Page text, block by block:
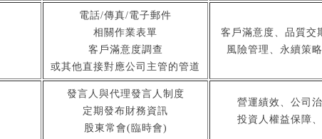
電話/傳真/電子郵件
相關作業表單
客戶滿意度調查
或其他直接對應公司主管的管道
客戶滿意度、品質交
風險管理、永續策
發言人與代理發言人制度
定期發布財務資訊
股東常會(臨時會)
營運績效、公司
投資人權益保障